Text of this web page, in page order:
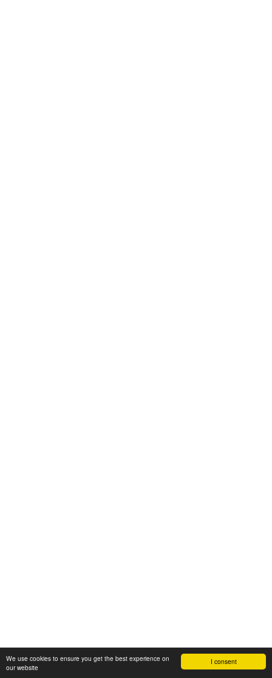
I consent
We use cookies to ensure you get the best experience on
our website